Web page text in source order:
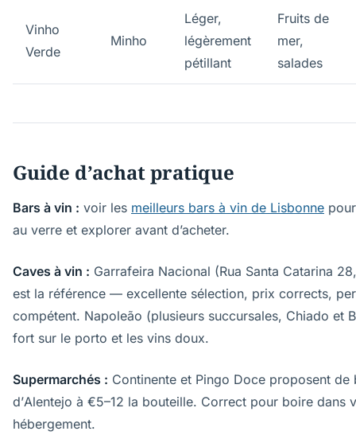
Vinho
Verde
Minho
Léger,
légèrement
pétillant
Fruits de
mer,
salades
Guide d’achat pratique
Bars à vin : voir les meilleurs bars à vin de Lisbonne
au verre et explorer avant d’acheter.
Caves à vin : Garrafeira Nacional (Rua Santa Catarina
est la référence — excellente sélection, prix corrects,
compétent. Napoleão (plusieurs succursales, Chiado et
fort sur le porto et les vins doux.
Supermarchés : Continente et Pingo Doce proposent de
d’Alentejo à €5–12 la bouteille. Correct pour boire dans
hébergement.